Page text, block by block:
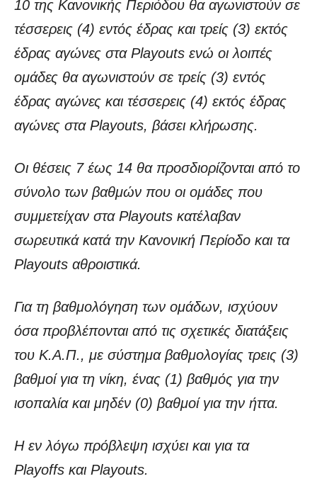
10 της Κανονικής Περιόδου θα αγωνιστούν σε
τέσσερεις (4) εντός έδρας και τρείς (3) εκτός
έδρας αγώνες στα Playouts ενώ οι λοιπές
ομάδες θα αγωνιστούν σε τρείς (3) εντός
έδρας αγώνες και τέσσερεις (4) εκτός έδρας
αγώνες στα Playouts, βάσει κλήρωσης.
Οι θέσεις 7 έως 14 θα προσδιορίζονται από το
σύνολο των βαθμών που οι ομάδες που
συμμετείχαν στα Playouts κατέλαβαν
σωρευτικά κατά την Κανονική Περίοδο και τα
Playouts αθροιστικά.
Για τη βαθμολόγηση των ομάδων, ισχύουν
όσα προβλέπονται από τις σχετικές διατάξεις
του Κ.Α.Π., με σύστημα βαθμολογίας τρεις (3)
βαθμοί για τη νίκη, ένας (1) βαθμός για την
ισοπαλία και μηδέν (0) βαθμοί για την ήττα.
Η εν λόγω πρόβλεψη ισχύει και για τα
Playoffs και Playouts.